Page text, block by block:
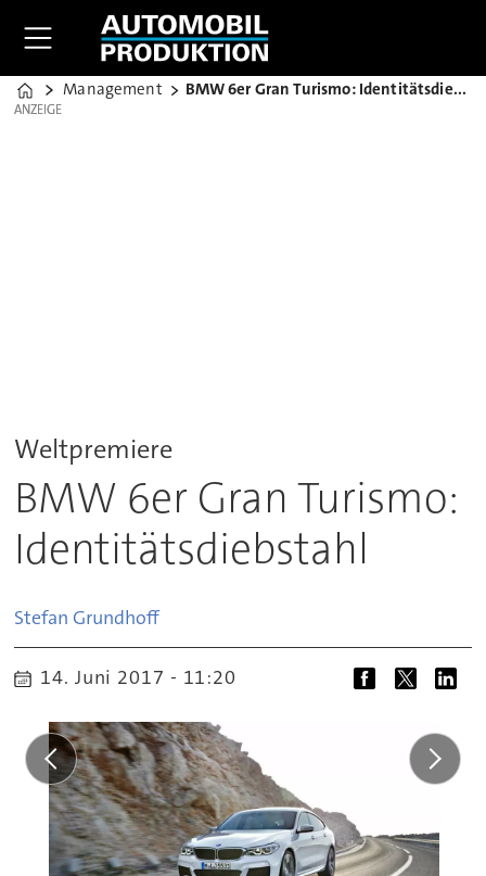
Home
Management BMW 6er Gran Turismo: Identitätsdiebstahl
ANZEIGE
ANZEIGE
Weltpremiere
BMW 6er Gran Turismo:
Identitätsdiebstahl
Stefan Grundhoff
14. Juni 2017 - 11:20